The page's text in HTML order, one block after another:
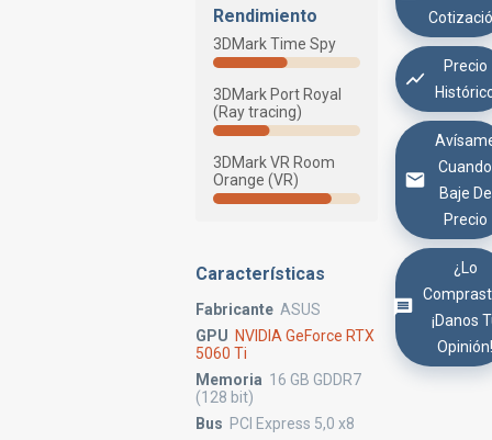
Rendimiento
3DMark Time Spy
3DMark Port Royal
(Ray tracing)
3DMark VR Room
Orange (VR)
Características
Fabricante ASUS
GPU NVIDIA GeForce RTX
5060 Ti
Memoria 16 GB GDDR7
(128 bit)
Bus PCI Express 5,0 x8
Precio
Cuando
Baje De
Precio
¿Lo
¡Danos